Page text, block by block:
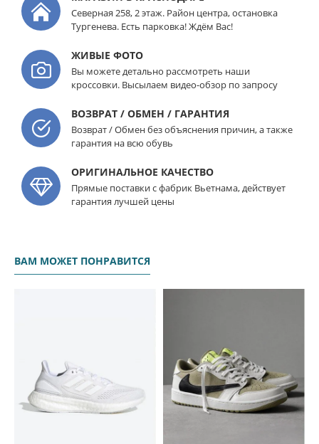
Северная 258, 2 этаж. Район центра, остановка
Тургенева. Есть парковка! Ждём Вас!
ЖИВЫЕ ФОТО
Вы можете детально рассмотреть наши
кроссовки. Высылаем видео-обзор по запросу
ВОЗВРАТ / ОБМЕН / ГАРАНТИЯ
Возврат / Обмен без объяснения причин, а также
гарантия на всю обувь
ОРИГИНАЛЬНОЕ КАЧЕСТВО
Прямые поставки с фабрик Вьетнама, действует
гарантия лучшей цены
ВАМ МОЖЕТ ПОНРАВИТСЯ